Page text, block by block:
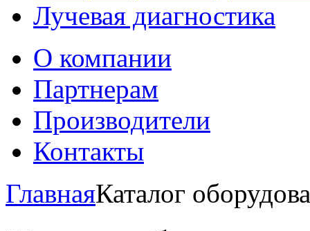
Лучевая диагностика
О компании
Партнерам
Производители
Контакты
ГлавнаяКаталог